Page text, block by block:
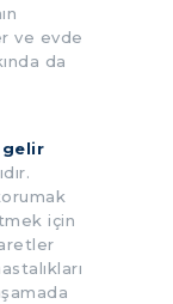
ve evde
da
gelir
için